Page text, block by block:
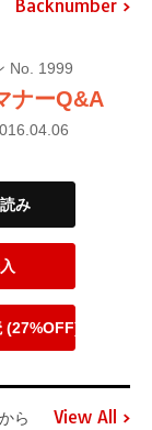
Backnumber
No. 1999
ナーQ&A
み
(27%OFF)
ら View All